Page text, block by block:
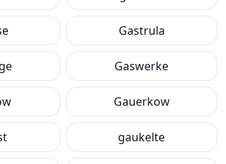
Gastrula
Gaswerke
Gauerkow
gaukelte